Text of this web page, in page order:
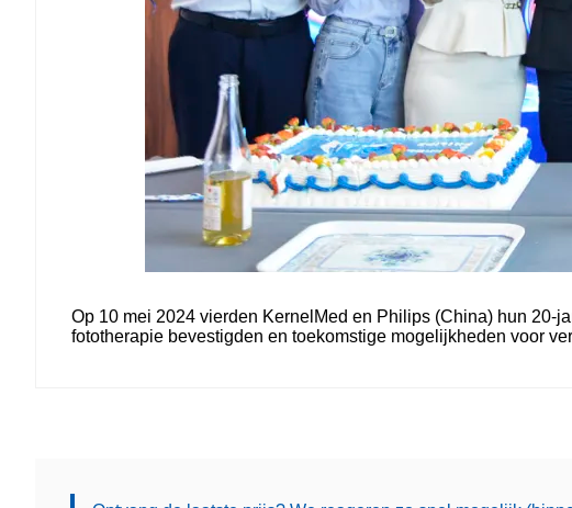
Op 10 mei 2024 vierden KernelMed en Philips (China) hun 20-
fototherapie bevestigden en toekomstige mogelijkheden voor